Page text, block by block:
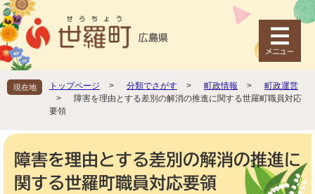
ペ
ー
ジ
の
頭
で
メ
ニ
ュ
ー
飛
ば
本
現在地 トップページ > 分類でさがす > 町政情報 >
町政運営
>
障害を理由とする差別の解消の推進に関する世羅町職員対応
要領
本
障害を理由とする差別の解消の推進に
関する世羅町職員対応要領